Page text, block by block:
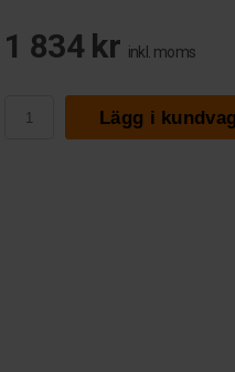
1 834 kr inkl. moms
Lägg i